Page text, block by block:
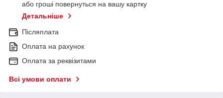
або гроші повернуться на вашу картку
Детальніше
Післяплата
Оплата на рахунок
Оплата за реквізитами
Всі умови оплати